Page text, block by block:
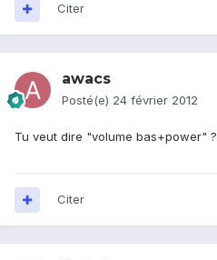
Citer
awacs
Posté(e) 24 février 2012
Tu veut dire "volume bas+power" ?
Citer